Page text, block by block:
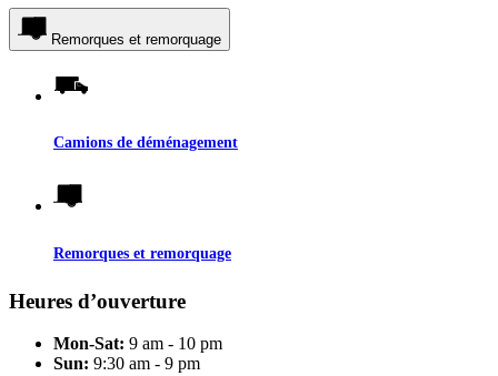
Remorques et remorquage
Camions de déménagement
Remorques et remorquage
Heures d’ouverture
Mon-Sat: 9 am - 10 pm
Sun: 9:30 am - 9 pm